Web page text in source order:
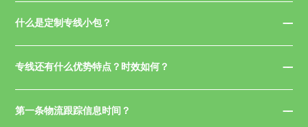
什么是定制专线小包？
专线还有什么优势特点？时效如何？
第一条物流跟踪信息时间？